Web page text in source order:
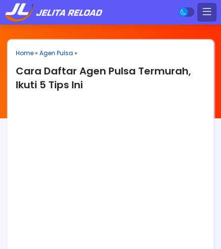
Home» Agen Pulsa »
Cara Daftar Agen Pulsa Termurah,
Ikuti 5 Tips Ini